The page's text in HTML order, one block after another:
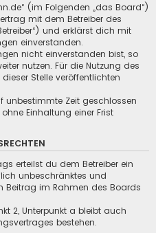
(im Folgenden „das Board“)
mit dem Betreiber des
und erklärst dich mit
einverstanden.
nicht einverstanden bist, so
nutzen. Für die Nutzung des
Stelle veröffentlichten
unbestimmte Zeit geschlossen
Einhaltung einer Frist
erteilst du dem Betreiber ein
unbeschränktes und
Beitrag im Rahmen des Boards
2, Unterpunkt a bleibt auch
bestehen.